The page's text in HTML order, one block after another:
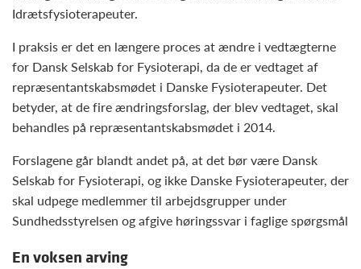
Idrætsfysioterapeuter.
I praksis er det en længere proces at ændre i vedtægterne
for Dansk Selskab for Fysioterapi, da de er vedtaget af
repræsentantskabsmødet i Danske Fysioterapeuter. Det
betyder, at de fire ændringsforslag, der blev vedtaget, skal
behandles på repræsentantskabsmødet i 2014.
Forslagene går blandt andet på, at det bør være Dansk
Selskab for Fysioterapi, og ikke Danske Fysioterapeuter, der
skal udpege medlemmer til arbejdsgrupper under
Sundhedsstyrelsen og afgive høringssvar i faglige spørgsmål
En voksen arving